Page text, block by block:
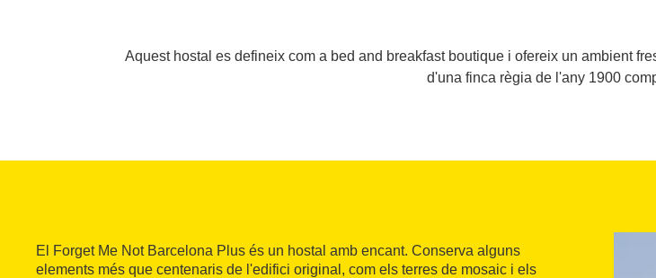
Aquest hostal es defineix com a bed and breakfast boutique i ofereix un ambient
d'una finca règia de l'any 1900
El Forget Me Not Barcelona Plus és un hostal amb encant. Conserva alguns
elements més que centenaris de l'edifici original, com els terres de mosaic i els